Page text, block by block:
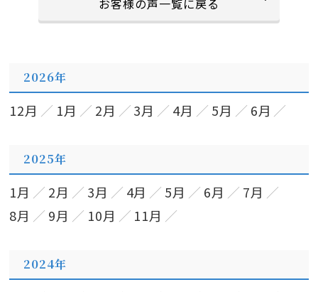
お客様の声一覧に戻る
2026年
12月 1月 2月 3月 4月 5月 6月
2025年
1月 2月 3月 4月 5月 6月
7月
8月
9月 10月 11月
2024年